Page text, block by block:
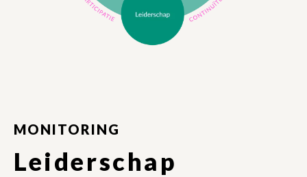
MONITORING
Leiderschap